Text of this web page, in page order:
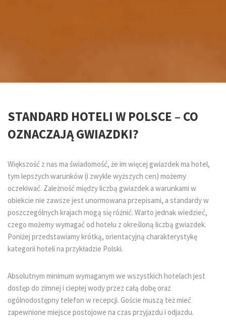
STANDARD HOTELI W POLSCE – CO
OZNACZAJĄ GWIAZDKI?
Większość z nas ma świadomość, że im więcej gwiazdek ma hotel,
tym lepszych warunków (i zwykle wyższych cen) możemy
oczekiwać. Zależność między liczbą gwiazdek a warunkami w
obiekcie nie zawsze jest unormowana przepisami, a standardy w
poszczególnych krajach mogą się różnić. Warto jednak wiedzieć,
czego możemy wymagać od hotelu z określoną liczbą gwiazdek.
Poniżej przedstawiamy krótką, orientacyjną charakterystykę
kategorii hoteli na przykładzie Polski.
Absolutnym minimum wymaganym we wszystkich hotelach jest
dostęp do zimnej i ciepłej wody przez całą dobę oraz
ogólnodostępny telefon w recepcji. Goście muszą też mieć
zapewnione miejsce postojowe na czas przyjazdu i odjazdu.